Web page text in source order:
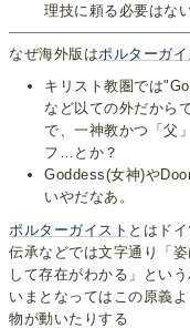
理技に頼る必要はな
なぜ海外版はポルターガイ
キリスト教圏では
など以ての外だから
で、一神教かつ「父
フ…とか？
Goddess(女神)や
いやだなあ。
ポルターガイスト とはド
伝承などでは文字通り「
して存在がわかる」とい
いまとなってはこの原義
物が動いたりする